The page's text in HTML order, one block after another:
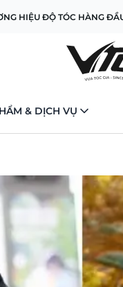
HIỆU ĐỘ TÓC HÀNG
& DỊCH VỤ